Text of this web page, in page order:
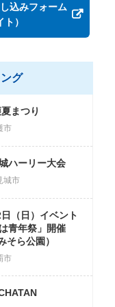
込みフォーム
ト）
グ
まつり
市
ハーリー大会
城市
（日）イベント
青年祭」開催
そら公園）
市